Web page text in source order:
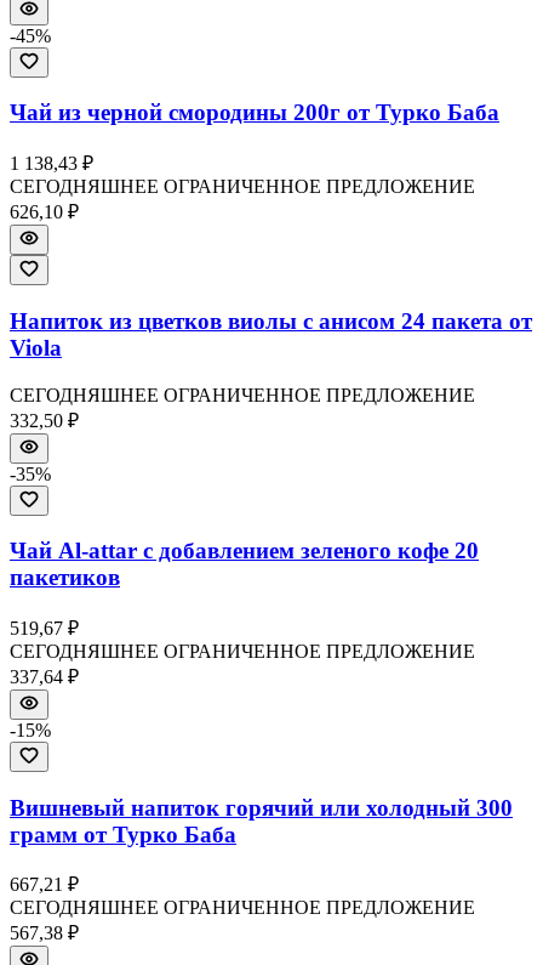
-45%
Чай из черной смородины 200г от Турко Баба
1 138,43 ₽
СЕГОДНЯШНЕЕ ОГРАНИЧЕННОЕ ПРЕДЛОЖЕНИЕ
626,10 ₽
Напиток из цветков виолы с анисом 24 пакета от
Viola
СЕГОДНЯШНЕЕ ОГРАНИЧЕННОЕ ПРЕДЛОЖЕНИЕ
332,50 ₽
-35%
Чай Al-attar с добавлением зеленого кофе 20
пакетиков
519,67 ₽
СЕГОДНЯШНЕЕ ОГРАНИЧЕННОЕ ПРЕДЛОЖЕНИЕ
337,64 ₽
-15%
Вишневый напиток горячий или холодный 300
грамм от Турко Баба
667,21 ₽
СЕГОДНЯШНЕЕ ОГРАНИЧЕННОЕ ПРЕДЛОЖЕНИЕ
567,38 ₽